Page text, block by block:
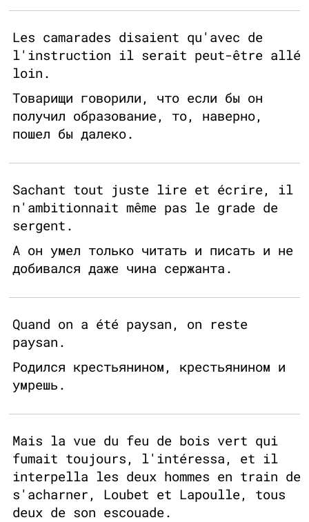
Les camarades disaient qu'avec de
l'instruction il serait peut-être allé
loin.
Товарищи говорили, что если бы он
получил образование, то, наверно,
пошел бы далеко.
Sachant tout juste lire et écrire, il
n'ambitionnait même pas le grade de
sergent.
А он умел только читать и писать и не
добивался даже чина сержанта.
Quand on a été paysan, on reste
paysan.
Родился крестьянином, крестьянином и
умрешь.
Mais la vue du feu de bois vert qui
fumait toujours, l'intéressa, et il
interpella les deux hommes en train de
s'acharner, Loubet et Lapoulle, tous
deux de son escouade.